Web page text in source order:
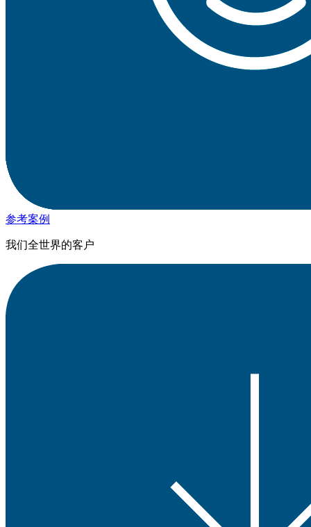
参考案例
我们全世界的客户